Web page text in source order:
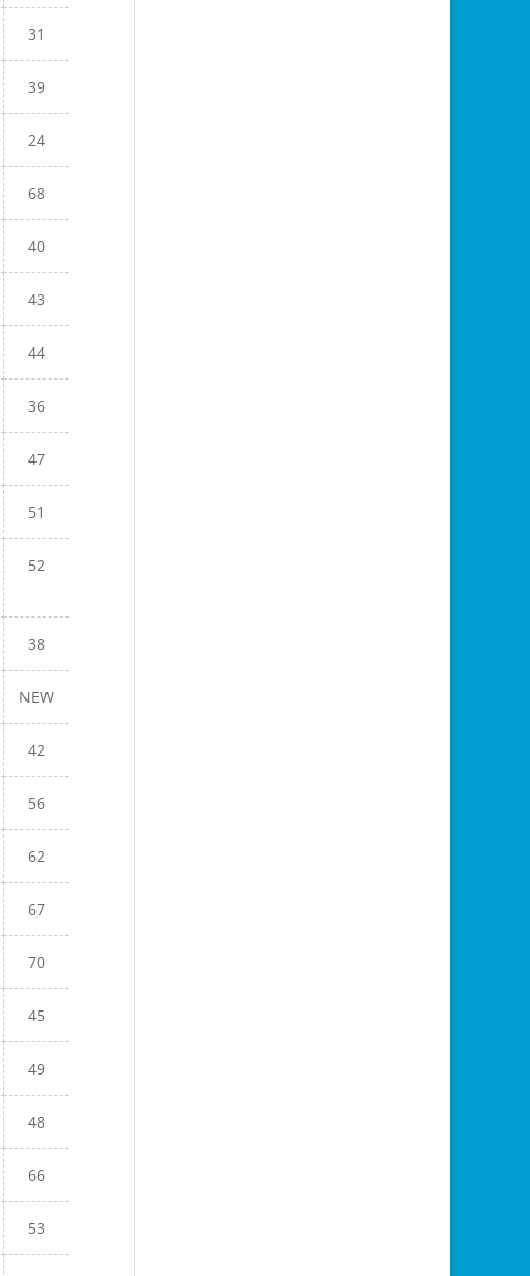
31
39
24
68
40
43
44
36
47
51
52
38
NEW
42
56
62
67
70
45
49
48
66
53